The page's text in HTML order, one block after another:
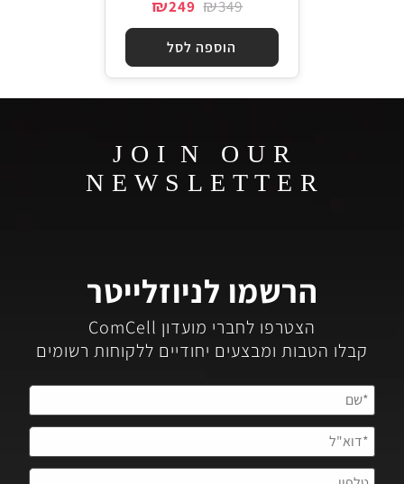
₪349
₪249
הוספה לסל
J O I N O U R
N E W S L E T T E R
הרשמו לניוזלייטר
הצטרפו לחברי מועדון ComCell
קבלו הטבות ומבצעים יחודיים ללקוחות רשומים